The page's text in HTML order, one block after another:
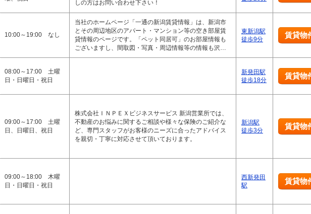
しの方はお問い合わせ下さい！
10:00～19:00 なし
当社のホームページ「一通の新潟賃貸情報」は、新潟市
とその周辺地区のアパート・マンション等の空き部屋賃
貸情報のページです。「ペット同居可」のお部屋情報も
ございますし、間取図・写真・周辺情報等の情報も沢…
東新潟駅
徒歩9分
賃貸物
08:00～17:00 土曜
日・日曜日・祝日
新発田駅
徒歩18分
賃貸物
09:00～17:00 土曜
日、日曜日、祝日
株式会社ＩＮＰＥＸビジネスサービス 新潟営業所では、
不動産のお悩みに関するご相談や様々な保険のご紹介な
ど、専門スタッフがお客様のニーズに合ったアドバイス
を親切・丁寧に対応させて頂いております。
新潟駅
徒歩3分
賃貸物
09:00～18:00 木曜
日・日曜日・祝日
西新発田
駅
賃貸物